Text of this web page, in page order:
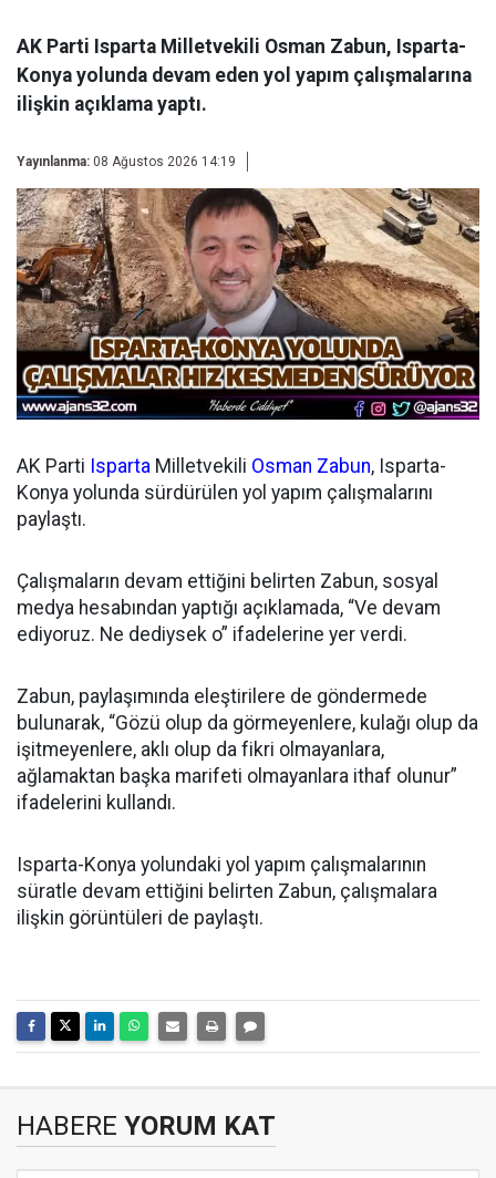
AK Parti Isparta Milletvekili Osman Zabun, Isparta-
Konya yolunda devam eden yol yapım çalışmalarına
ilişkin açıklama yaptı.
Yayınlanma: 08 Ağustos 2026 14:19
AK Parti Isparta Milletvekili Osman Zabun, Isparta-
Konya yolunda sürdürülen yol yapım çalışmalarını
paylaştı.
Çalışmaların devam ettiğini belirten Zabun, sosyal
medya hesabından yaptığı açıklamada, “Ve devam
ediyoruz. Ne dediysek o” ifadelerine yer verdi.
Zabun, paylaşımında eleştirilere de göndermede
bulunarak, “Gözü olup da görmeyenlere, kulağı olup da
işitmeyenlere, aklı olup da fikri olmayanlara,
ağlamaktan başka marifeti olmayanlara ithaf olunur”
ifadelerini kullandı.
Isparta-Konya yolundaki yol yapım çalışmalarının
süratle devam ettiğini belirten Zabun, çalışmalara
ilişkin görüntüleri de paylaştı.
HABERE YORUM KAT